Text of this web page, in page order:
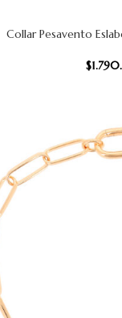
Collar Pesavento
$